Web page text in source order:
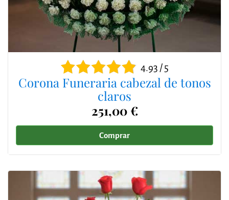
4.93 / 5
Corona Funeraria cabezal de tonos
claros
251,00 €
Comprar